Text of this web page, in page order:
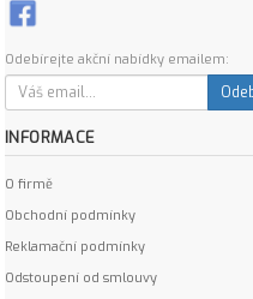
Odebírejte akční nabídky emailem:
INFORMACE
O firmě
Obchodní podmínky
Reklamační podmínky
Odstoupení od smlouvy